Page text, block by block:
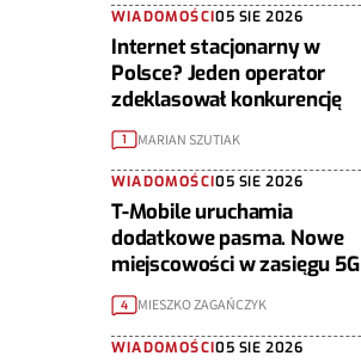
WIADOMOŚCI05 SIE 2026
Internet stacjonarny w
Polsce? Jeden operator
zdeklasował konkurencję
1 MARIAN SZUTIAK
WIADOMOŚCI05 SIE 2026
T-Mobile uruchamia
dodatkowe pasma. Nowe
miejscowości w zasięgu 5G
4 MIESZKO ZAGAŃCZYK
WIADOMOŚCI05 SIE 2026